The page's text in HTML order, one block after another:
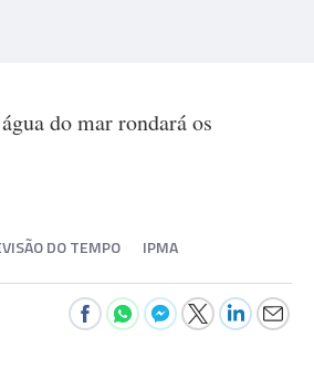
do mar rondará os
DO TEMPO IPMA